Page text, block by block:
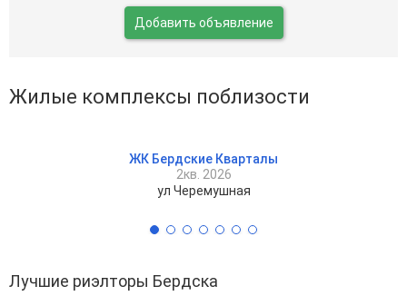
Добавить объявление
Жилые комплексы поблизости
ЖК Бердские Кварталы
2кв. 2026
ул Черемушная
Лучшие риэлторы Бердска